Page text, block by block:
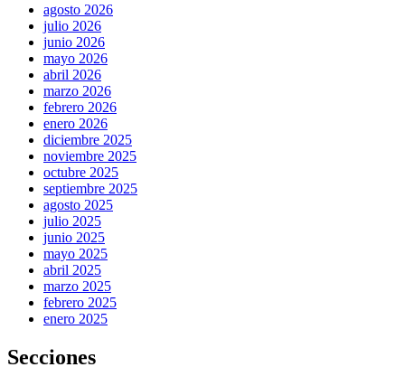
agosto 2026
julio 2026
junio 2026
mayo 2026
abril 2026
marzo 2026
febrero 2026
enero 2026
diciembre 2025
noviembre 2025
octubre 2025
septiembre 2025
agosto 2025
julio 2025
junio 2025
mayo 2025
abril 2025
marzo 2025
febrero 2025
enero 2025
Secciones